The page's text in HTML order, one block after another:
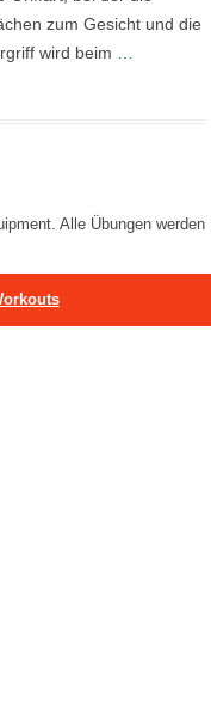
zum Gesicht und die
wird beim
Alle Übungen werden